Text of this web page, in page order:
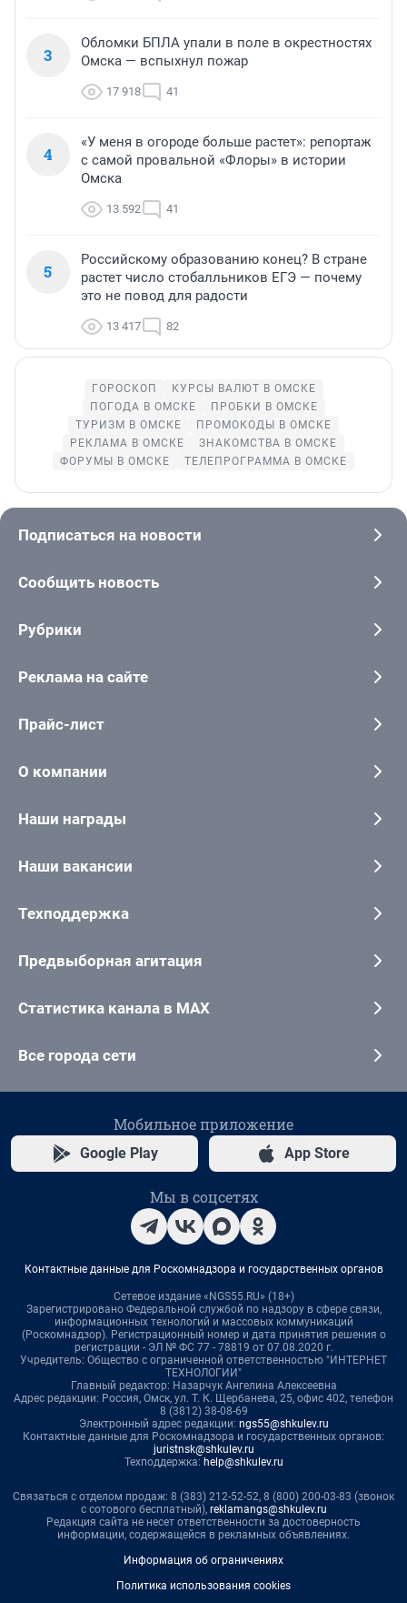
3
Обломки БПЛА упали в поле в окрестностях
Омска — вспыхнул пожар
17 918 41
4
«У меня в огороде больше растет»: репортаж
с самой провальной «Флоры» в истории
Омска
13 592 41
5
Российскому образованию конец? В стране
растет число стобалльников ЕГЭ — почему
это не повод для радости
13 417 82
ГОРОСКОП
КУРСЫ ВАЛЮТ В ОМСКЕ
ПОГОДА В ОМСКЕ
ПРОБКИ В ОМСКЕ
ТУРИЗМ В ОМСКЕ
ПРОМОКОДЫ В ОМСКЕ
РЕКЛАМА В ОМСКЕ
ЗНАКОМСТВА В ОМСКЕ
ФОРУМЫ В ОМСКЕ
ТЕЛЕПРОГРАММА В ОМСКЕ
Подписаться на новости
Сообщить новость
Рубрики
Реклама на сайте
Прайс-лист
О компании
Наши награды
Наши вакансии
Техподдержка
Предвыборная агитация
Статистика канала в MAX
Все города сети
Мобильное приложение
Google Play App Store
Мы в соцсетях
Контактные данные для Роскомнадзора и государственных органов
Сетевое издание «NGS55.RU» (18+)
Зарегистрировано Федеральной службой по надзору в сфере связи,
информационных технологий и массовых коммуникаций
(Роскомнадзор). Регистрационный номер и дата принятия решения о
регистрации - ЭЛ № ФС 77 - 78819 от 07.08.2020 г.
Учредитель: Общество с ограниченной ответственностью "ИНТЕРНЕТ
ТЕХНОЛОГИИ"
Главный редактор: Назарчук Ангелина Алексеевна
Адрес редакции: Россия, Омск, ул. Т. К. Щербанева, 25, офис 402, телефон
8 (3812) 38-08-69
Электронный адрес редакции: ngs55@shkulev.ru
Контактные данные для Роскомнадзора и государственных органов:
juristnsk@shkulev.ru
Техподдержка: help@shkulev.ru
Связаться с отделом продаж: 8 (383) 212-52-52, 8 (800) 200-03-83 (звонок
с сотового бесплатный), reklamangs@shkulev.ru
Редакция сайта не несет ответственности за достоверность
информации, содержащейся в рекламных объявлениях.
Информация об ограничениях
Политика использования cookies